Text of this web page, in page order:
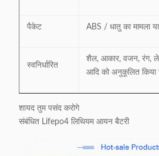
पैकेट ABS / धातु का मामला
स्वनिर्धारित
शैल, आकार, वजन, रंग,
आदि को अनुकूलित किया
शायद तुम पसंद करोगे
संबंधित Lifepo4 लिथियम आयन बैटरी